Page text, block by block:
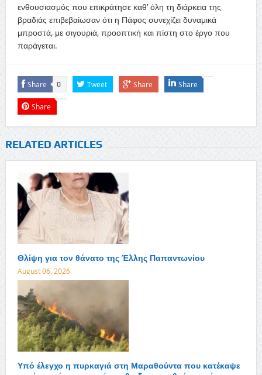
ενθουσιασμός που επικράτησε καθ’ όλη τη διάρκεια της
βραδιάς επιβεβαίωσαν ότι η Πάφος συνεχίζει δυναμικά
μπροστά, με σιγουριά, προοπτική και πίστη στο έργο που
παράγεται.
Share 0 Tweet Share Share
Share
RELATED ARTICLES
Θλίψη για τον θάνατο της Έλλης Παπαντωνίου
August 06, 2026
Υπό έλεγχο η πυρκαγιά στη Μαραθούντα που κατέκαψε